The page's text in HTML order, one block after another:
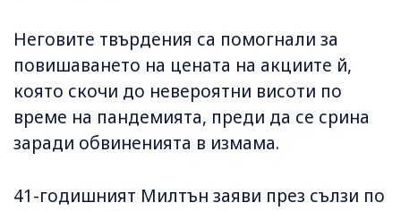
Неговите твърдения са помогнали за
повишаването на цената на акциите й,
която скочи до невероятни висоти по
време на пандемията, преди да се срина
заради обвиненията в измама.
41-годишният Милтън заяви през сълзи по